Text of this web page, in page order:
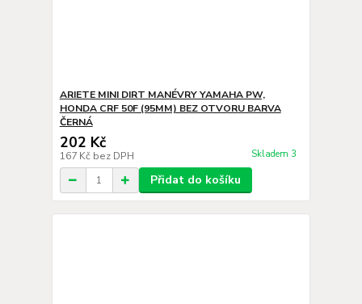
ARIETE MINI DIRT MANÉVRY YAMAHA PW,
HONDA CRF 50F (95MM) BEZ OTVORU BARVA
ČERNÁ
202 Kč
167 Kč bez DPH Skladem 3
Přidat do košíku